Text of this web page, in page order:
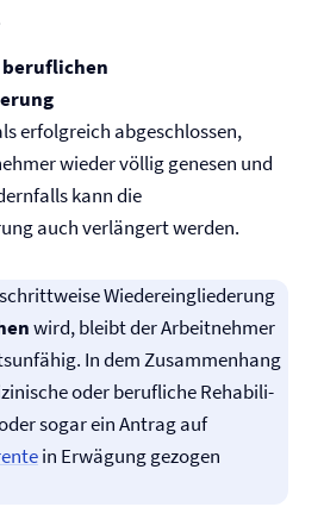
beruflichen
erfolgreich abgeschlossen,
wieder völlig genesen und
kann die
auch verlängert werden.
Wieder­ein­glie­derung
wird, bleibt der Arbeitnehmer
In dem Zusammenhang
oder berufliche Reha­bili­
sogar ein Antrag auf
in Erwägung gezogen